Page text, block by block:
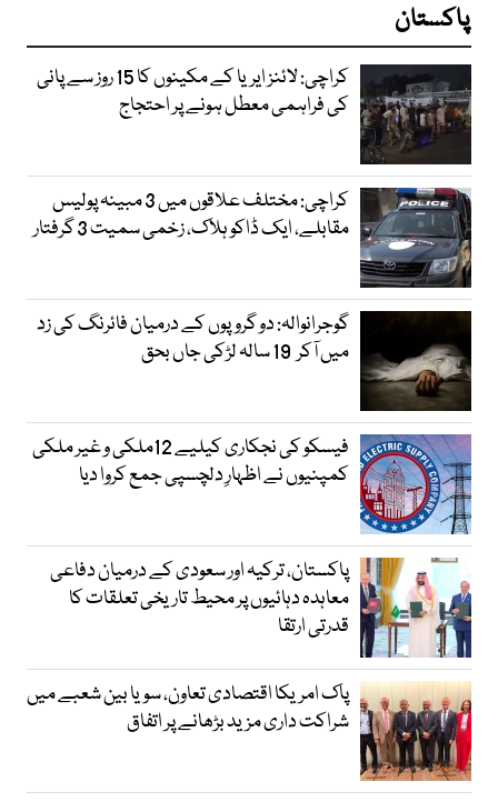
پاکستان
کراچی: لائنز ایریا کے مکینوں کا 15 روز سے پانی
کی فراہمی معطل ہونے پر احتجاج
کراچی: مختلف علاقوں میں 3 مبینہ پولیس
مقابلے، ایک ڈاکو ہلاک، زخمی سمیت 3 گرفتار
گوجرانوالہ: دو گروپوں کے درمیان فائرنگ کی زد
میں آکر 19 سالہ لڑکی جاں بحق
فیسکو کی نجکاری کیلیے 12ملکی و غیر ملکی
کمپنیوں نے اظہارِ دلچسپی جمع کروا دیا
پاکستان، ترکیہ اور سعودی کے درمیان دفاعی
معاہدہ دہائیوں پر محیط تاریخی تعلقات کا
قدرتی ارتقا
پاک امریکا اقتصادی تعاون، سویا بین شعبے میں
شراکت داری مزید بڑھانے پر اتفاق